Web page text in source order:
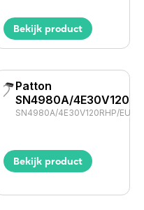
Bekijk product
Patton
SN4980A/
SN4980A/4E30V120RHP/EUI
Bekijk product